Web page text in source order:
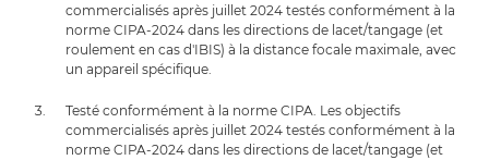
commercialisés après juillet 2024 testés conformément à la
norme CIPA-2024 dans les directions de lacet/tangage (et
roulement en cas d'IBIS) à la distance focale maximale, avec
un appareil spécifique.
Testé conformément à la norme CIPA. Les objectifs
commercialisés après juillet 2024 testés conformément à la
norme CIPA-2024 dans les directions de lacet/tangage (et